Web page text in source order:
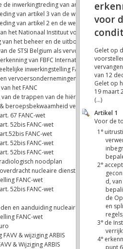
de inwerkingtreding van artikel 2, b), van
van artikel 3 van de wet van 7 mei
van artikel 2 en de wettelijke
het Nationaal Instituut voor Radio-
van het beheer en de uitbouw van een
de STSI Belgium als vervoerder van
van FBFC International als
inwerkingstelling FANC-wet
vervoersondernemingen
het FANC
de trappen van de hiërarchie
beroepsbekwaamheid
67 FANC-wet
52bis FANC-wet
FANC-wet
52bis FANC-wet
52bis FANC-wet
noodplan
nucleaire diensten - FANC
FANC-wet
52bis FANC-wet
en aanduiding nucleaire inspecteurs
FANC-wet
& wijziging ARBIS
& Wijziging ARBIS